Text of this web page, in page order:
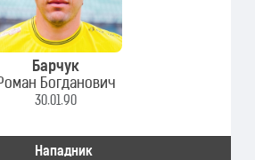
Барчук
Богданович
30.01.90
Нападник